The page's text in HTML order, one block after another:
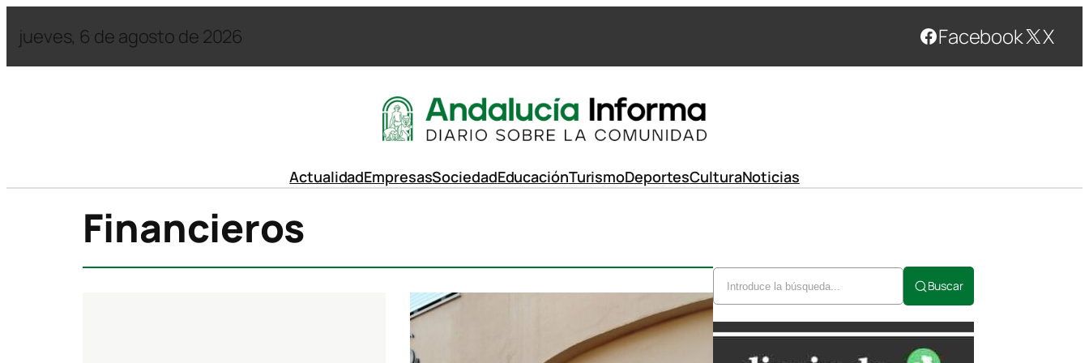
jueves, 6 de agosto de 2026 Facebook X
ActualidadEmpresasSociedadEducaciónTurismoDeportesCulturaNoticias
Financieros
Buscar